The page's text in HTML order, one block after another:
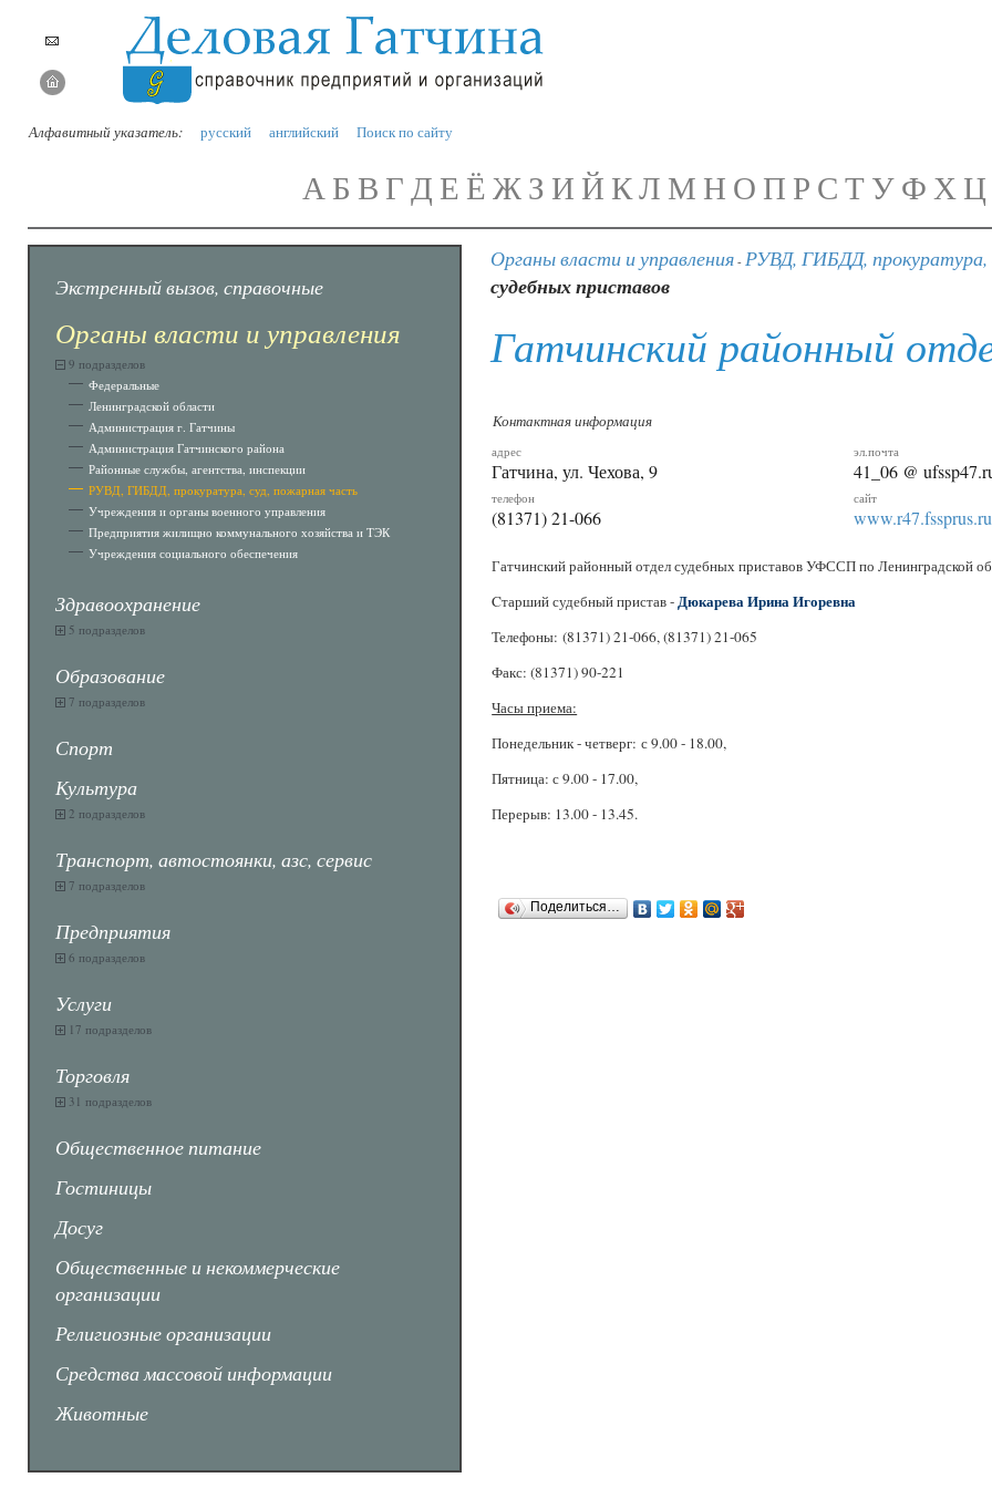
Алфавитный указатель: русский английский Поиск по сайту
АБ В ГД Е ЁЖЗ И Й КЛ М Н О П Р СТУФХЦ
Экстренный вызов, справочные
Органы власти и управления
9 подразделов
Федеральные
Ленинградской области
Администрация г. Гатчины
Администрация Гатчинского района
Районные службы, агентства, инспекции
РУВД, ГИБДД, прокуратура, суд, пожарная часть
Учреждения и органы военного управления
Предприятия жилищно коммунального хозяйства и ТЭК
Учреждения социального обеспечения
Здравоохранение
5 подразделов
Образование
7 подразделов
Спорт
Культура
2 подразделов
Транспорт, автостоянки, азс, сервис
7 подразделов
Предприятия
6 подразделов
Услуги
17 подразделов
Торговля
31 подразделов
Общественное питание
Гостиницы
Досуг
Общественные и некоммерческие
организации
Религиозные организации
Средства массовой информации
Животные
Органы власти и управления -РУВД, ГИБДД, прокуратура,
судебных приставов
Гатчинский районный
Контактная информация
адрес
Гатчина, ул. Чехова, 9
телефон
(81371) 21-066
эл.почта
41_06 @
сайт
www.r47.fssprus.ru
Гатчинский районный отдел судебных приставов УФССП по Ленинградской
Cтарший судебный пристав -Дюкарева Ирина Игоревна
Телефоны: (81371) 21-066, (81371) 21-065
Факс: (81371) 90-221
Часы приема:
Понедельник - четверг: с 9.00 - 18.00,
Пятница: с 9.00 - 17.00,
Перерыв: 13.00 - 13.45.
Поделиться…